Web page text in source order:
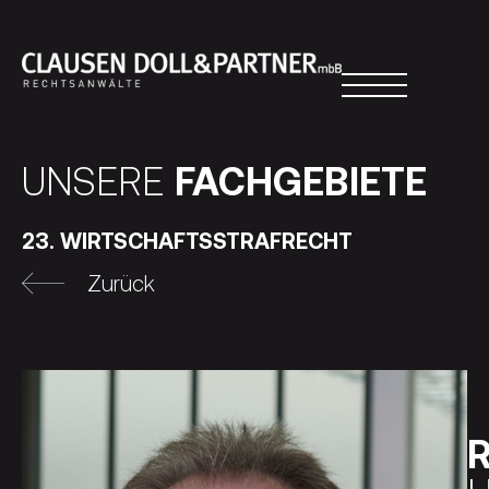
UNSERE FACHGEBIETE
23. WIRTSCHAFTSSTRAFRECHT
Zurück